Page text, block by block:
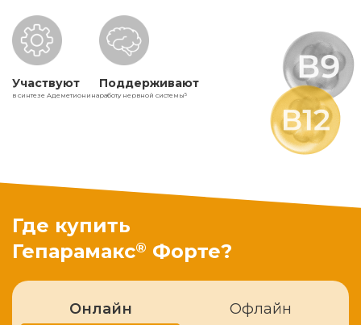
Участвуют
в синтезе Адеметионина
Поддерживают
работу нервной системы5
Где купить
Гепарамакс® Форте?
Онлайн Офлайн